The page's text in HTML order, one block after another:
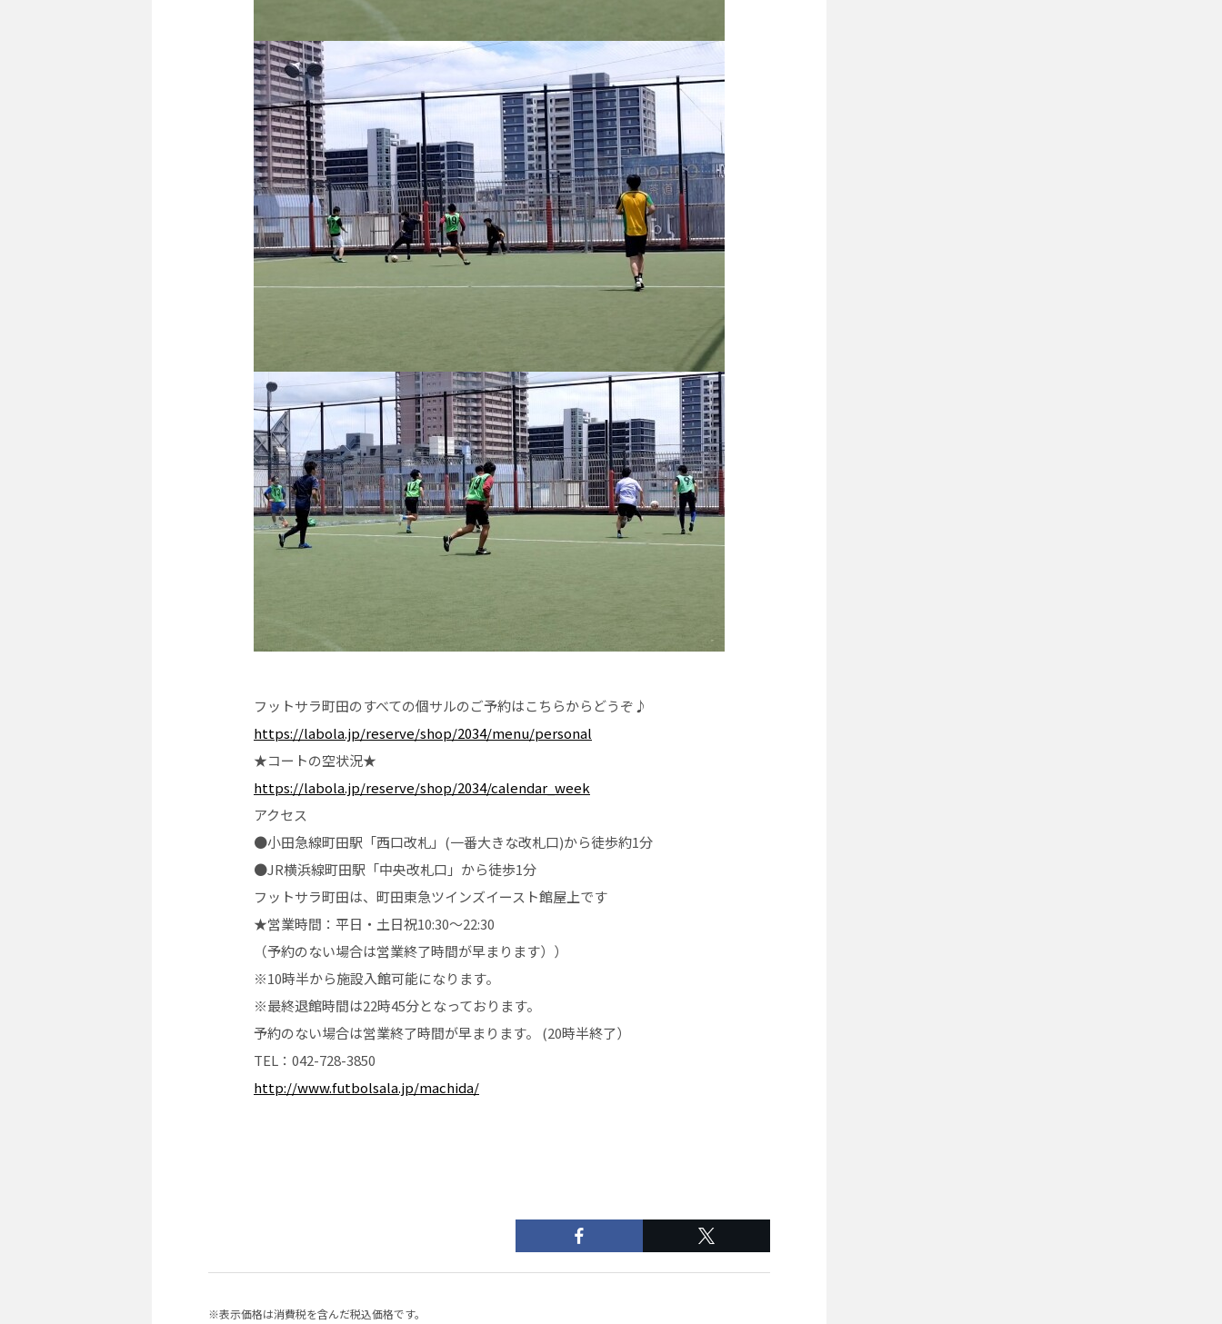
フットサラ町田のすべての個サルのご予約はこちらからどうぞ♪
https://labola.jp/reserve/shop/2034/menu/personal
★コートの空状況★
https://labola.jp/reserve/shop/2034/calendar_week
アクセス
●小田急線町田駅「西口改札」(一番大きな改札口)から徒歩約1分
●JR横浜線町田駅「中央改札口」から徒歩1分
フットサラ町田は、町田東急ツインズイースト館屋上です
★営業時間：平日・土日祝10:30～22:30
（予約のない場合は営業終了時間が早まります））
※10時半から施設入館可能になります。
※最終退館時間は22時45分となっております。
予約のない場合は営業終了時間が早まります。 (20時半終了）
TEL：042-728-3850
http://www.futbolsala.jp/machida/
※表示価格は消費税を含んだ税込価格です。